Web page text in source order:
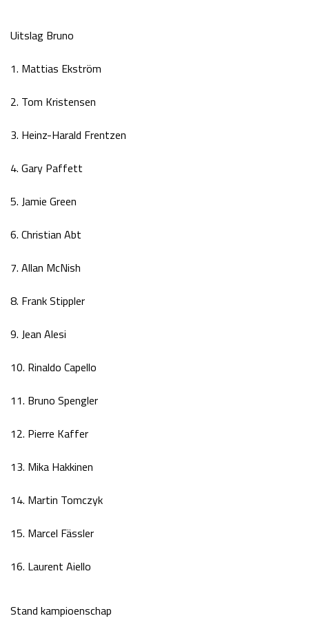
Uitslag Bruno
1. Mattias Ekström
2. Tom Kristensen
3. Heinz-Harald Frentzen
4. Gary Paffett
5. Jamie Green
6. Christian Abt
7. Allan McNish
8. Frank Stippler
9. Jean Alesi
10. Rinaldo Capello
11. Bruno Spengler
12. Pierre Kaffer
13. Mika Hakkinen
14. Martin Tomczyk
15. Marcel Fässler
16. Laurent Aiello
Stand kampioenschap